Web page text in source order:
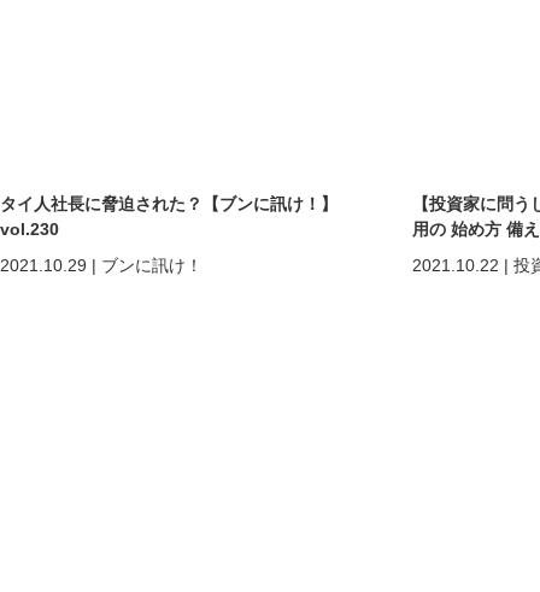
タイ人社長に脅迫された？【ブンに訊け！】
vol.230
2021.10.29 | ブンに訊け！
【投資家に問
用の 始め方 備
2021.10.22 | 投